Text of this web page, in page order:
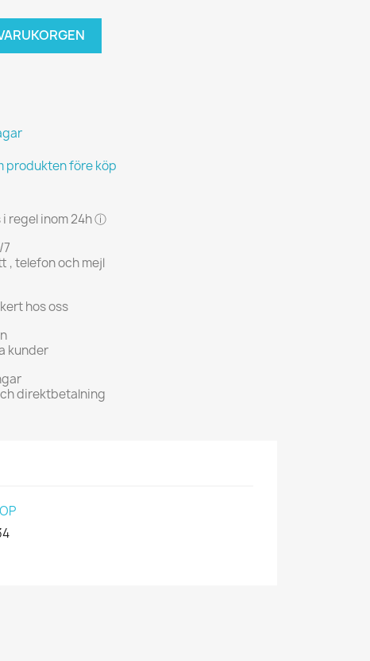
produkten före köp
regel inom 24h ⓘ
, telefon och mejl
hos oss
kunder
direktbetalning